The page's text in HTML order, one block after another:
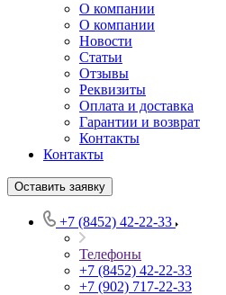
О компании
О компании
Новости
Статьи
Отзывы
Реквизиты
Оплата и доставка
Гарантии и возврат
Контакты
Контакты
Оставить заявку
+7 (8452) 42-22-33
Телефоны
+7 (8452) 42-22-33
+7 (902) 717-22-33